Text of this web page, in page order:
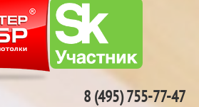
8 (495) 755-77-47